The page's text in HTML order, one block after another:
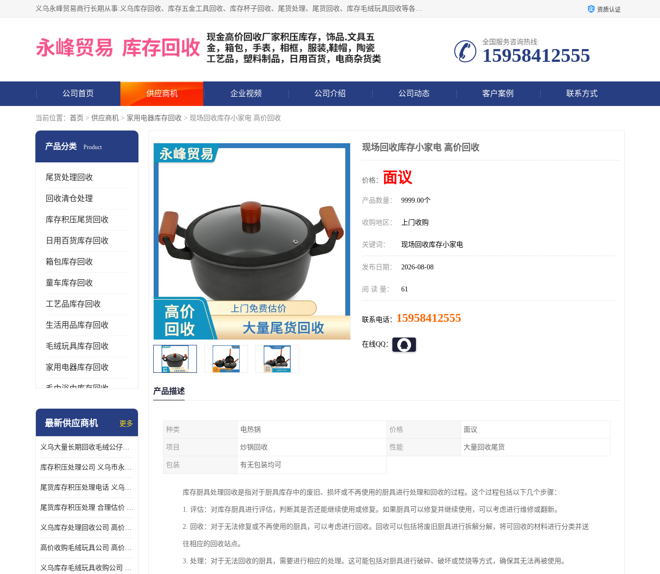
义乌永峰贸易商行长期从事:义乌库存回收、库存五金工具回收、库存杯子回收、尾货处理、尾货回收、库存毛绒玩具回收等各类产品库存回收，我们一直秉承：“，专业收购，价格从优，互惠互利，现金交易，价格公道”七大原则。欢迎有库存处理的老板来电洽谈! 资质认证
全国服务咨询热线:
15958412555
公司首页 供应商机 企业视频 公司介绍 公司动态 客户案例 联系方式
当前位置： 首页 > 供应商机 > 家用电器库存回收 > 现场回收库存小家电 高价回收
产品分类 Product
尾货处理回收
回收清仓处理
库存积压尾货回收
日用百货库存回收
箱包库存回收
童车库存回收
工艺品库存回收
生活用品库存回收
毛绒玩具库存回收
家用电器库存回收
毛巾浴巾库存回收
水杯保温杯库存回收
五金工具库存回收
库存厨具回收
最新供应商机 更多
义乌大量长期回收毛绒公仔公司 高价回收库存积压 高价回收 欢迎电话咨询
库存积压处理公司 义乌市永峰贸易商行
尾货库存积压处理电话 义乌市永峰贸易商行
尾货库存积压处理 合理估价 量大量小均可
义乌库存处理回收公司 高价回收库存积压 大量尾货回收
高价收购毛绒玩具公司 高价回收库存积压 回收库存 二手勿扰
义乌库存毛绒玩具收购公司 高价回收库存积压 义乌市永峰贸易商行
现场回收库存小家电 高价回收
价格： 面议
产品数量： 9999.00个
收购地区： 上门收购
关键词： 现场回收库存小家电
发布日期： 2026-08-08
阅 读 量： 61
联系电话： 15958412555
在线QQ：
产品描述
种类 电热锅 价格 面议
项目 炒锅回收 性能 大量回收尾货
包装 有无包装均可
库存厨具处理回收是指对于厨具库存中的废旧、损坏或不再使用的厨具进行处理和回收的过程。这个过程包括以下几个步骤：
1. 评估：对库存厨具进行评估，判断其是否还能继续使用或修复。如果厨具可以修复并继续使用，可以考虑进行维修或翻新。
2. 回收：对于无法修复或不再使用的厨具，可以考虑进行回收。回收可以包括将废旧厨具进行拆解分解，将可回收的材料进行分类并送
往相应的回收站点。
3. 处理：对于无法回收的厨具，需要进行相应的处理。这可能包括对厨具进行破碎、破坏或焚烧等方式，确保其无法再被使用。